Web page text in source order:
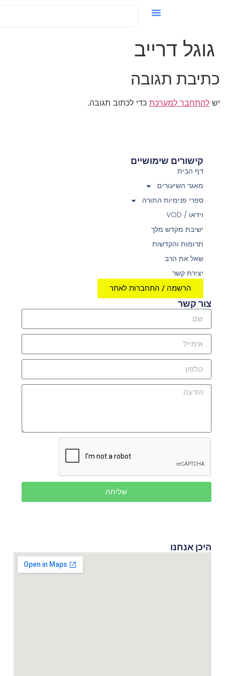
גוגל דרייב
תגובה
להתחבר למערכתכדי לכתוב תגובה.
קישורים שימושיים
דף הבית
מאגר השיעורים
ספרי פנימיות התורה
וידאו / VOD
ישיבת מקדש מלך
תרומות והקדשות
שאל את הרב
יצירת קשר
הרשמה / התחברות לאתר
צור קשר
שליחה
היכן אנחנו